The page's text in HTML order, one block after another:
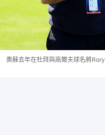
奧蘇去年在杜拜與高爾夫球名將